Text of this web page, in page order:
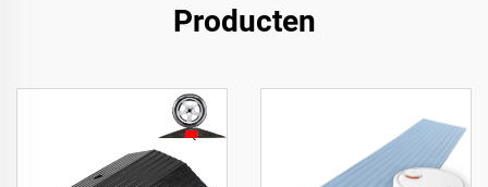
Producten